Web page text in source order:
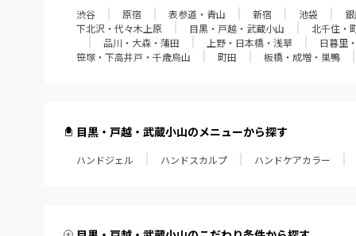
飯田橋・四谷・御茶ノ水
笹塚・下高井戸・千歳烏山
田無・小平・久米川
渋谷 原宿 表参道・青山 新宿 池袋
下北沢・代々木上原
目黒・戸越・武蔵小山
北千住・
品川・大森・蒲田
上野・日本橋・浅草
日暮里
笹塚・下高井戸・千歳烏山
町田 板橋・成増・巣鴨
目黒・戸越・武蔵小山のメニューから探す
ハンドジェル ハンドスカルプ ハンドケアカラー